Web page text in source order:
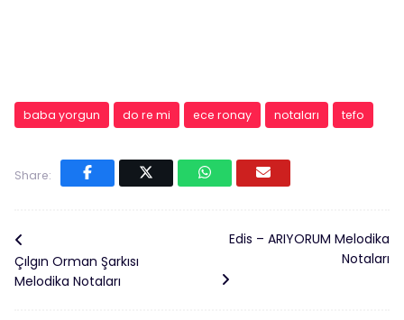
baba yorgun do re mi ece ronay notaları tefo
Share:
Çılgın Orman Şarkısı
Melodika Notaları
Edis – ARIYORUM Melodika
Notaları